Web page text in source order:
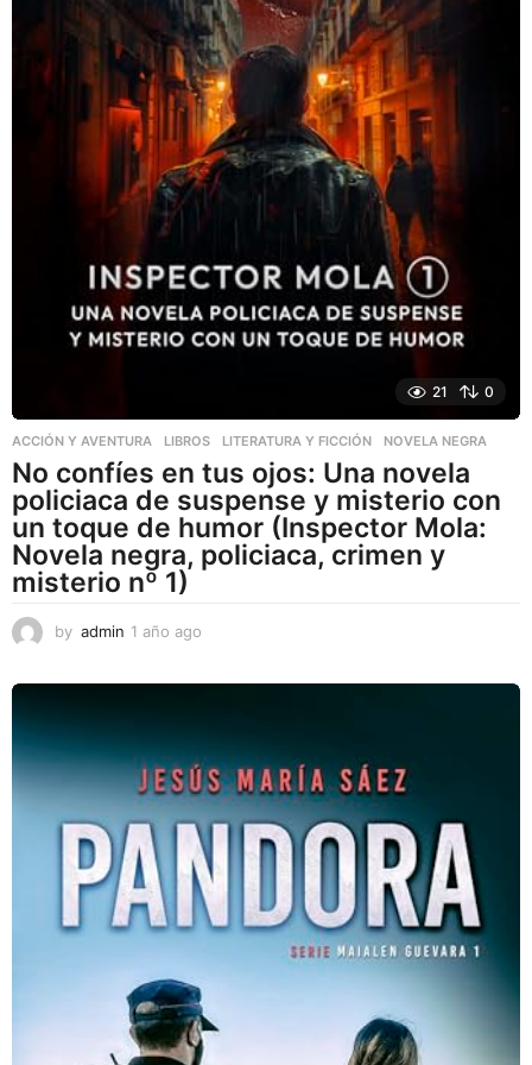
21 0
ACCIÓN Y AVENTURA ,LIBROS ,LITERATURA Y FICCIÓN NOVELA NEGRA
No confíes en tus ojos: Una novela
policiaca de suspense y misterio con
un toque de humor (Inspector Mola:
Novela negra, policiaca, crimen y
misterio nº 1)
by admin 1 año ago
o